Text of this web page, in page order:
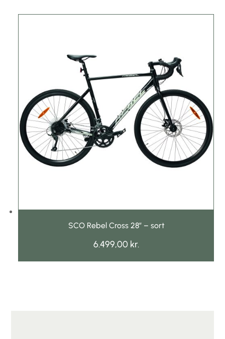
SCO Rebel Cross 28″ – sort
6.499,00 kr.